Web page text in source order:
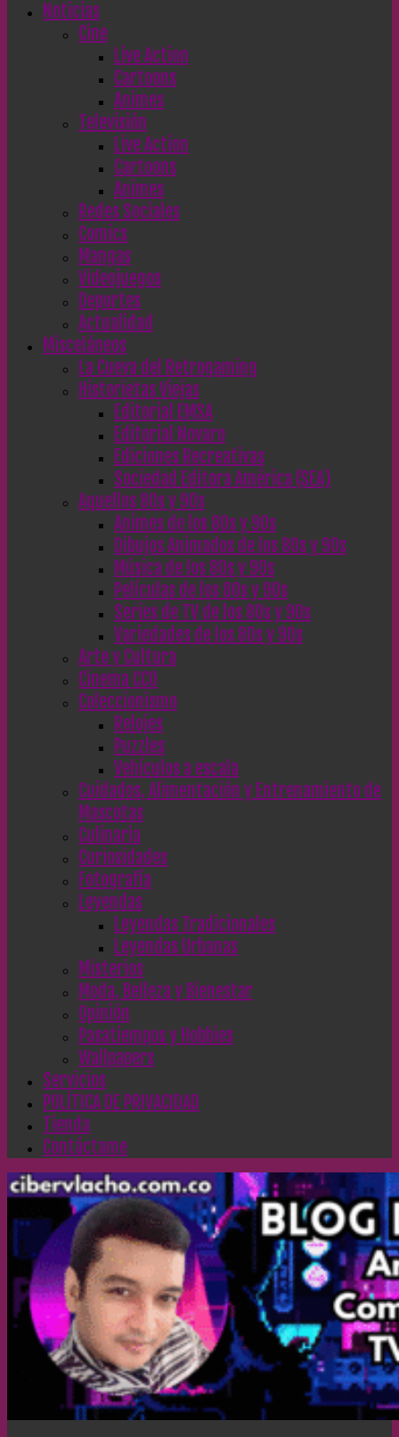
Noticias
Cine
Live Action
Cartoons
Animes
Televisión
Live Action
Cartoons
Animes
Redes Sociales
Comics
Mangas
Videojuegos
Deportes
Actualidad
Misceláneos
La Cueva del Retrogaming
Historietas Viejas
Editorial EMSA
Editorial Novaro
Ediciones Recreativas
Sociedad Editora América (SEA)
Aquellos 80s y 90s
Animes de los 80s y 90s
Dibujos Animados de los 80s y 90s
Música de los 80s y 90s
Películas de los 80s y 90s
Series de TV de los 80s y 90s
Variedades de los 80s y 90s
Arte y Cultura
Cinema CC0
Coleccionismo
Relojes
Puzzles
Vehículos a escala
Cuidados, Alimentación y Entrenamiento de
Mascotas
Culinaria
Curiosidades
Fotografía
Leyendas
Leyendas Tradicionales
Leyendas Urbanas
Misterios
Moda, Belleza y Bienestar
Opinión
Pasatiempos y Hobbies
Wallpapers
Servicios
POLÍTICA DE PRIVACIDAD
Tienda
Contáctame